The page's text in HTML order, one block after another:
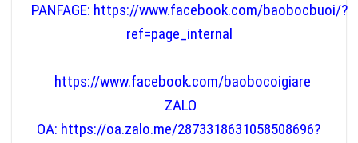
PANFAGE: https://www.facebook.com/baobocbuoi/?
ref=page_internal
https://www.facebook.com/baobocoigiare
ZALO
OA: https://oa.zalo.me/2873318631058508696?